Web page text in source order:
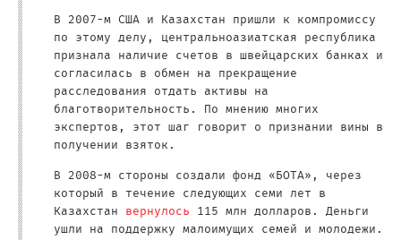
В 2007-м США и Казахстан пришли к компромиссу
по этому делу, центральноазиатская республика
признала наличие счетов в швейцарских банках и
согласилась в обмен на прекращение
расследования отдать активы на
благотворительность. По мнению многих
экспертов, этот шаг говорит о признании вины в
получении взяток.
В 2008-м стороны создали фонд «БОТА», через
который в течение следующих семи лет в
Казахстан вернулось 115 млн долларов. Деньги
ушли на поддержку малоимущих семей и молодежи.